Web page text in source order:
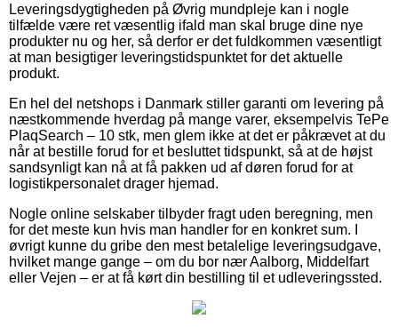
Leveringsdygtigheden på Øvrig mundpleje kan i nogle
tilfælde være ret væsentlig ifald man skal bruge dine nye
produkter nu og her, så derfor er det fuldkommen væsentligt
at man besigtiger leveringstidspunktet for det aktuelle
produkt.
En hel del netshops i Danmark stiller garanti om levering på
næstkommende hverdag på mange varer, eksempelvis TePe
PlaqSearch – 10 stk, men glem ikke at det er påkrævet at du
når at bestille forud for et besluttet tidspunkt, så at de højst
sandsynligt kan nå at få pakken ud af døren forud for at
logistikpersonalet drager hjemad.
Nogle online selskaber tilbyder fragt uden beregning, men
for det meste kun hvis man handler for en konkret sum. I
øvrigt kunne du gribe den mest betalelige leveringsudgave,
hvilket mange gange – om du bor nær Aalborg, Middelfart
eller Vejen – er at få kørt din bestilling til et udleveringssted.